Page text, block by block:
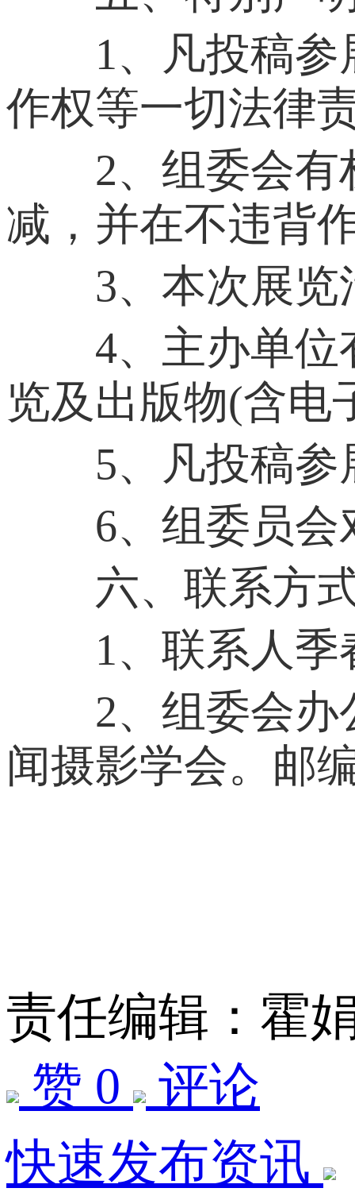
1、凡投稿参展
作权等一切法律
2、组委会有权
减，并在不违背
3、本次展览
4、主办单位有
览及出版物(含电
5、凡投稿参
6、组委员会
六、联系方
1、联系人季春
2、组委会办公
闻摄影学会。邮
责任编辑：霍
赞 0
评论
快速发布资讯